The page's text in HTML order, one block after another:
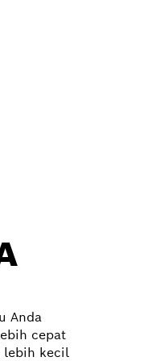
Anda
cepat
lebih kecil